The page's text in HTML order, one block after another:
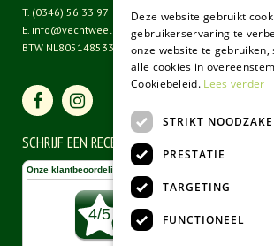
T. (0346) 56 33 97
E. info@vechtweelde.nl
BTW NL805148533B01
SCHRIJF EEN RECENSIE
Deze website gebruikt
gebruikerservaring te
onze website te gebruiken,
alle cookies in
Cookiebeleid. Lees verder
STRIKT
PRESTATIE
TARGETING
FUNCTIONEEL